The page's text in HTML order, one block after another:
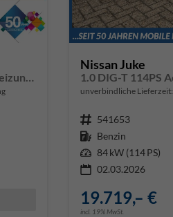
1.0 DIG-T 114PS Acenta Klimaautomatik Sitzheizung Rückf.Kamera Bluetooth Touchscreen wireless Apple CarPlay Android Auto
Nissan Juke
unverbindliche Lieferzeit:
Fahrzeugnr. 541653
Kraftstoff Benzin
Leistung 84 kW (114 PS)
02.03.2026
19.719,– €
incl. 19% MwSt.